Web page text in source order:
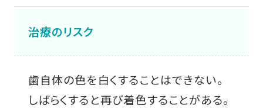
治療のリスク
歯自体の色を白くすることはできない。
しばらくすると再び着色することがある。